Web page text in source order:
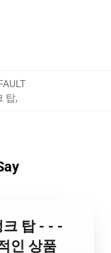
탑,
탑 - - -
인 상품